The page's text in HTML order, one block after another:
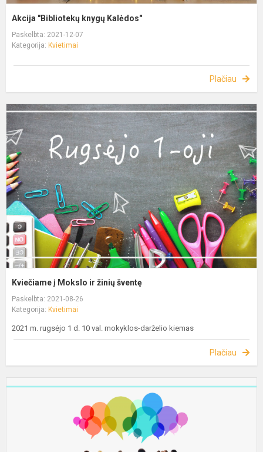
Akcija "Bibliotekų knygų Kalėdos"
Paskelbta: 2021-12-07
Kategorija: Kvietimai
Plačiau
Kviečiame į Mokslo ir žinių šventę
Paskelbta: 2021-08-26
Kategorija: Kvietimai
2021 m. rugsėjo 1 d. 10 val. mokyklos-darželio kiemas
Plačiau